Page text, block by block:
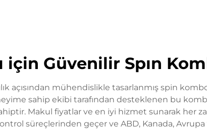
için Güvenilir Spın
açısından mühendislikle tasarlanmış spin
sahip ekibi tarafından desteklenen bu
Makul fiyatlar ve en iyi hizmet sunarak her
süreçlerinden geçer ve ABD, Kanada,